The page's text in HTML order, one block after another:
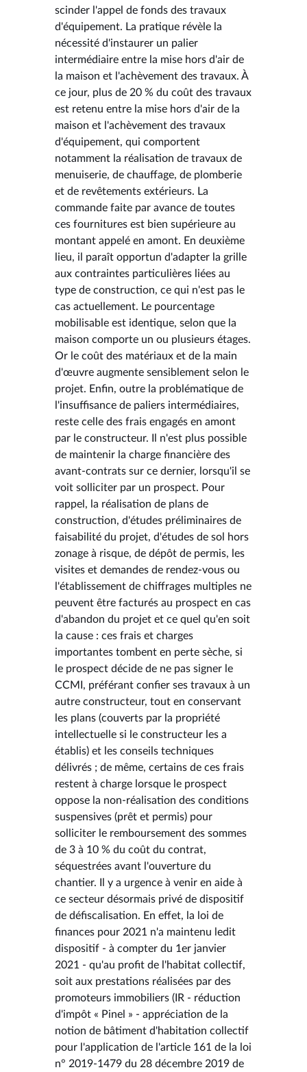
scinder l'appel de fonds des travaux
d'équipement. La pratique révèle la
nécessité d'instaurer un palier
intermédiaire entre la mise hors d'air de
la maison et l'achèvement des travaux. À
ce jour, plus de 20 % du coût des travaux
est retenu entre la mise hors d'air de la
maison et l'achèvement des travaux
d'équipement, qui comportent
notamment la réalisation de travaux de
menuiserie, de chauffage, de plomberie
et de revêtements extérieurs. La
commande faite par avance de toutes
ces fournitures est bien supérieure au
montant appelé en amont. En deuxième
lieu, il paraît opportun d'adapter la grille
aux contraintes particulières liées au
type de construction, ce qui n'est pas le
cas actuellement. Le pourcentage
mobilisable est identique, selon que la
maison comporte un ou plusieurs étages.
Or le coût des matériaux et de la main
d'œuvre augmente sensiblement selon le
projet. Enfin, outre la problématique de
l'insuffisance de paliers intermédiaires,
reste celle des frais engagés en amont
par le constructeur. Il n'est plus possible
de maintenir la charge financière des
avant-contrats sur ce dernier, lorsqu'il se
voit solliciter par un prospect. Pour
rappel, la réalisation de plans de
construction, d'études préliminaires de
faisabilité du projet, d'études de sol hors
zonage à risque, de dépôt de permis, les
visites et demandes de rendez-vous ou
l'établissement de chiffrages multiples ne
peuvent être facturés au prospect en cas
d'abandon du projet et ce quel qu'en soit
la cause : ces frais et charges
importantes tombent en perte sèche, si
le prospect décide de ne pas signer le
CCMI, préférant confier ses travaux à un
autre constructeur, tout en conservant
les plans (couverts par la propriété
intellectuelle si le constructeur les a
établis) et les conseils techniques
délivrés ; de même, certains de ces frais
restent à charge lorsque le prospect
oppose la non-réalisation des conditions
suspensives (prêt et permis) pour
solliciter le remboursement des sommes
de 3 à 10 % du coût du contrat,
séquestrées avant l'ouverture du
chantier. Il y a urgence à venir en aide à
ce secteur désormais privé de dispositif
de défiscalisation. En effet, la loi de
finances pour 2021 n'a maintenu ledit
dispositif - à compter du 1er janvier
2021 - qu'au profit de l'habitat collectif,
soit aux prestations réalisées par des
promoteurs immobiliers (IR - réduction
d'impôt « Pinel » - appréciation de la
notion de bâtiment d'habitation collectif
pour l'application de l'article 161 de la loi
n° 2019-1479 du 28 décembre 2019 de